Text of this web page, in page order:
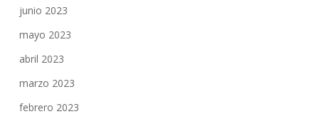
junio 2023
mayo 2023
abril 2023
marzo 2023
febrero 2023